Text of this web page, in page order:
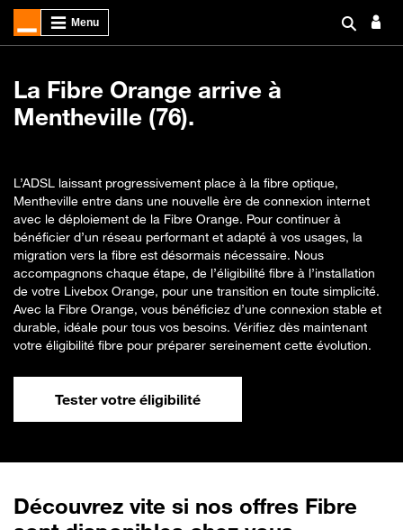
La Fibre Orange arrive à
Mentheville (76).
L’ADSL laissant progressivement place à la fibre optique,
Mentheville entre dans une nouvelle ère de connexion internet
avec le déploiement de la Fibre Orange. Pour continuer à
bénéficier d’un réseau performant et adapté à vos usages, la
migration vers la fibre est désormais nécessaire. Nous
accompagnons chaque étape, de l’éligibilité fibre à l’installation
de votre Livebox Orange, pour une transition en toute simplicité.
Avec la Fibre Orange, vous bénéficiez d’une connexion stable et
durable, idéale pour tous vos besoins. Vérifiez dès maintenant
votre éligibilité fibre pour préparer sereinement cette évolution.
Tester votre éligibilité
Découvrez vite si nos offres Fibre